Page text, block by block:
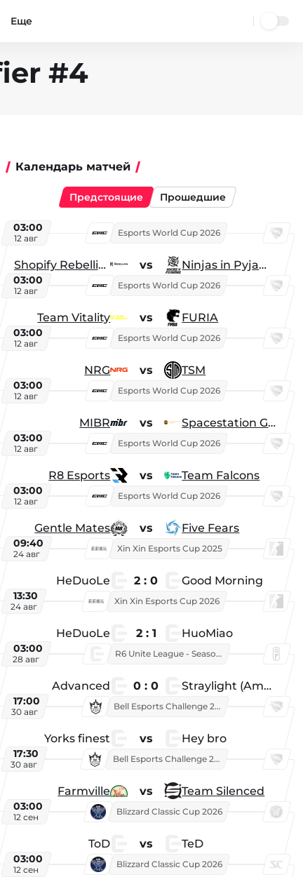
Еще
#4
Календарь матчей
Предстоящие Прошедшие
03:00
12 авг
Esports World Cup 2026
Shopify Rebellion vs Ninjas in Pyjamas
03:00
12 авг
Esports World Cup 2026
Team Vitality vs FURIA
03:00
12 авг
Esports World Cup 2026
NRG vs TSM
03:00
12 авг
Esports World Cup 2026
MIBR vs Spacestation Gaming
03:00
12 авг
Esports World Cup 2026
R8 Esports vs Team Falcons
03:00
12 авг
Esports World Cup 2026
Gentle Mates vs Five Fears
09:40
24 авг
Xin Xin Esports Cup 2025
HeDuoLe 2 : 0 Good Morning
13:30
24 авг
Xin Xin Esports Cup 2026
HeDuoLe 2 : 1 HuoMiao
03:00
28 авг
R6 Unite League - Season 1
Advanced 0 : 0 Straylight (American team)
17:00
30 авг
Bell Esports Challenge 2026
Yorks finest vs Hey bro
17:30
30 авг
Bell Esports Challenge 2026
Farmville vs Team Silenced
03:00
12 сен
Blizzard Classic Cup 2026
ToD vs TeD
03:00
12 сен
Blizzard Classic Cup 2026